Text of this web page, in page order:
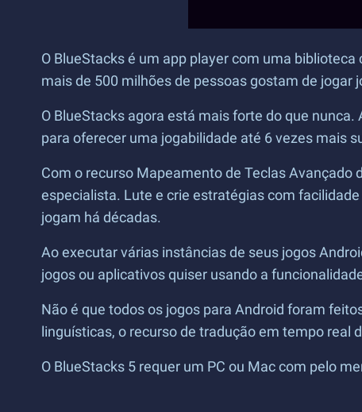
O BlueStacks é um app player com uma
mais de 500 milhões de pessoas gostam de jogar
O BlueStacks agora está mais forte do que
para oferecer uma jogabilidade até 6 vezes mais
Com o recurso Mapeamento de Teclas
especialista. Lute e crie estratégias com
jogam há décadas.
Ao executar várias instâncias de seus jogos
jogos ou aplicativos quiser usando a
Não é que todos os jogos para Android foram
linguísticas, o recurso de tradução em tempo real
O BlueStacks 5 requer um PC ou Mac com pelo